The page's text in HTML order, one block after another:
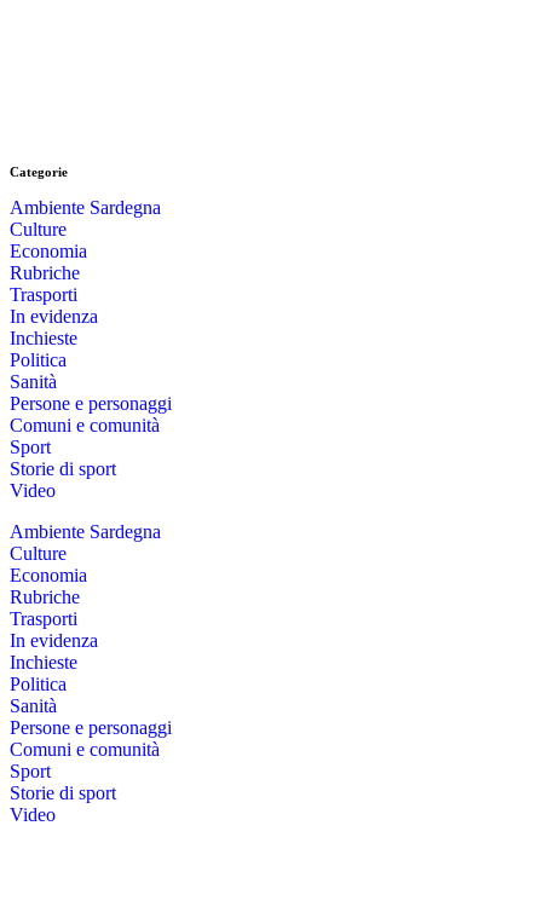
Categorie
Ambiente Sardegna
Culture
Economia
Rubriche
Trasporti
In evidenza
Inchieste
Politica
Sanità
Persone e personaggi
Comuni e comunità
Sport
Storie di sport
Video
Ambiente Sardegna
Culture
Economia
Rubriche
Trasporti
In evidenza
Inchieste
Politica
Sanità
Persone e personaggi
Comuni e comunità
Sport
Storie di sport
Video